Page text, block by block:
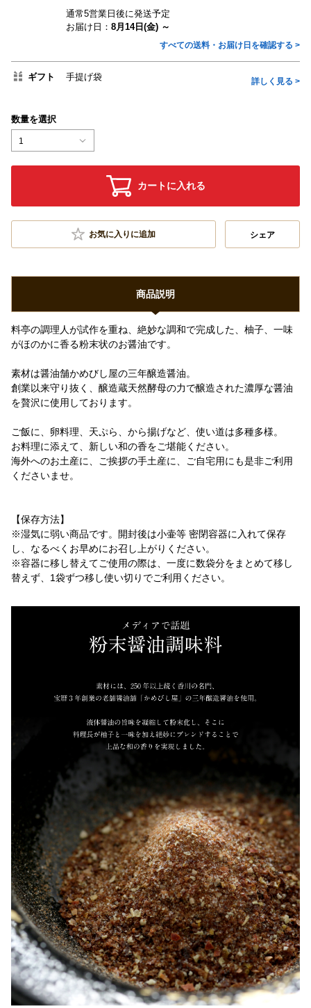
通常5営業日後に発送予定
お届け日： 8月14日(金) ～
すべての送料・お届け日を確認する >
ギフト 手提げ袋 詳しく見る >
数量を選択
1
カートに入れる
お気に入りに追加 シェア
商品説明
料亭の調理人が試作を重ね、絶妙な調和で完成した、柚子、一味
がほのかに香る粉末状のお醤油です。
素材は醤油舗かめびし屋の三年醸造醤油。
創業以来守り抜く、醸造蔵天然酵母の力で醸造された濃厚な醤油
を贅沢に使用しております。
ご飯に、卵料理、天ぷら、から揚げなど、使い道は多種多様。
お料理に添えて、新しい和の香をご堪能ください。
海外へのお土産に、ご挨拶の手土産に、ご自宅用にも是非ご利用
くださいませ。
【保存方法】
※湿気に弱い商品です。開封後は小壷等 密閉容器に入れて保存
し、なるべくお早めにお召し上がりください。
※容器に移し替えてご使用の際は、一度に数袋分をまとめて移し
替えず、1袋ずつ移し使い切りでご利用ください。